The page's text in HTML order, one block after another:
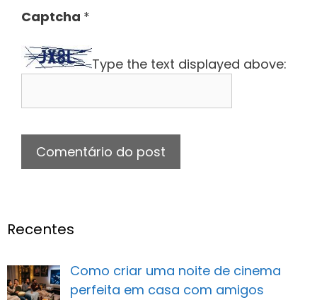
Captcha *
Type the text displayed above:
Recentes
Como criar uma noite de cinema
perfeita em casa com amigos